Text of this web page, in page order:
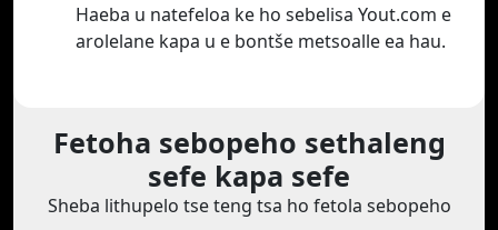
Haeba u natefeloa ke ho sebelisa Yout.com e
arolelane kapa u e bontše metsoalle ea hau.
Fetoha sebopeho sethaleng
sefe kapa sefe
Sheba lithupelo tse teng tsa ho fetola sebopeho